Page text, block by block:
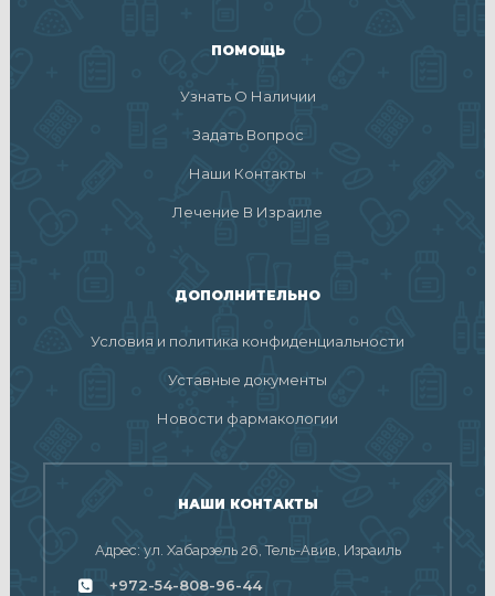
ПОМОЩЬ
Узнать О Наличии
Задать Вопрос
Наши Контакты
Лечение В Израиле
ДОПОЛНИТЕЛЬНО
Условия и политика конфиденциальности
Уставные документы
Новости фармакологии
НАШИ КОНТАКТЫ
Адрес: ул. Хабарзель 26, Тель-Авив, Израиль
+972-54-808-96-44